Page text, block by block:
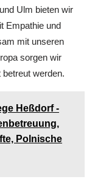
Ulm bieten wir
Empathie und
mit unseren
sorgen wir
werden.
Heßdorf -
Polnische